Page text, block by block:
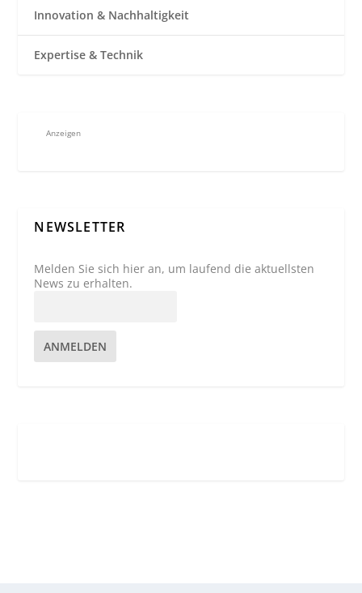
Innovation & Nachhaltigkeit
Expertise & Technik
Anzeigen
NEWSLETTER
Melden Sie sich hier an, um laufend die aktuellsten
News zu erhalten.
ANMELDEN